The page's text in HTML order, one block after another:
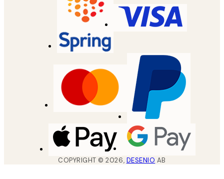
COPYRIGHT ©2026, DESENIO AB